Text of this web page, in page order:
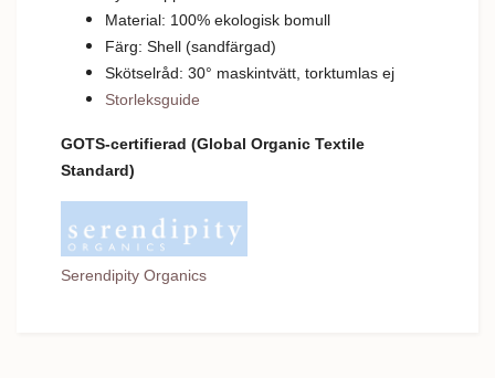
Material: 100% ekologisk bomull
Färg: Shell (sandfärgad)
Skötselråd: 30° maskintvätt, torktumlas ej
Storleksguide
GOTS-certifierad (Global Organic Textile
Standard)
Serendipity Organics